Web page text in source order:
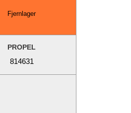
Fjernlager
PROPEL
814631